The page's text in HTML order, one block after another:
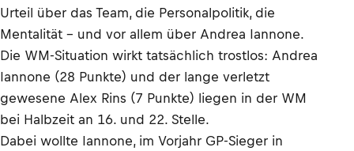
Urteil über das Team, die Personalpolitik, die
Mentalität – und vor allem über Andrea Iannone.
Die WM-Situation wirkt tatsächlich trostlos: Andrea
Iannone (28 Punkte) und der lange verletzt
gewesene Alex Rins (7 Punkte) liegen in der WM
bei Halbzeit an 16. und 22. Stelle.
Dabei wollte Iannone, im Vorjahr GP-Sieger in